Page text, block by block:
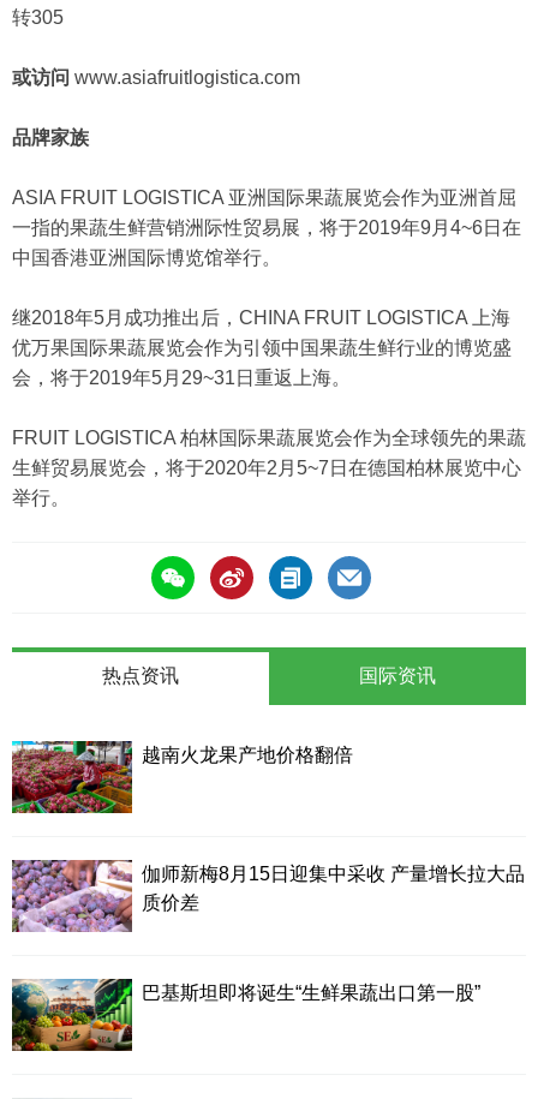
转305
或访问 www.asiafruitlogistica.com
品牌家族
ASIA FRUIT LOGISTICA 亚洲国际果蔬展览会作为亚洲首屈
一指的果蔬生鲜营销洲际性贸易展，将于2019年9月4~6日在
中国香港亚洲国际博览馆举行。
继2018年5月成功推出后，CHINA FRUIT LOGISTICA 上海
优万果国际果蔬展览会作为引领中国果蔬生鲜行业的博览盛
会，将于2019年5月29~31日重返上海。
FRUIT LOGISTICA 柏林国际果蔬展览会作为全球领先的果蔬
生鲜贸易展览会，将于2020年2月5~7日在德国柏林展览中心
举行。
热点资讯
越南火龙果产地价格翻倍
伽师新梅8月15日迎集中采收 产量增长拉大品
质价差
巴基斯坦即将诞生“生鲜果蔬出口第一股”
国际资讯